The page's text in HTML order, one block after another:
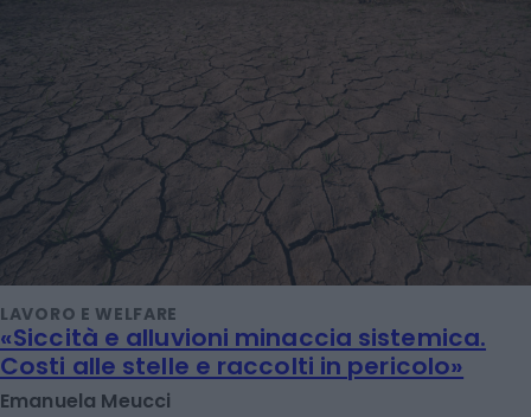
LAVORO E WELFARE
«Siccità e alluvioni minaccia sistemica.
Costi alle stelle e raccolti in pericolo»
Emanuela Meucci